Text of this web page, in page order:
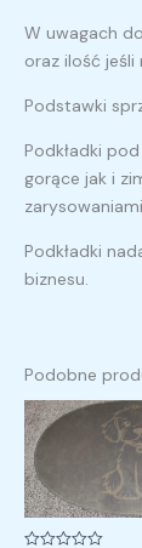
W uwagach
oraz ilość jeśli
Podstawki
Podkładki
gorące jak i
Podkładki
biznesu.
Podobne